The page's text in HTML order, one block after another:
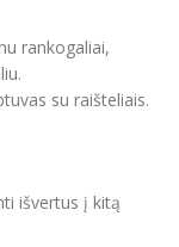
rankogaliai,
su raišteliais.
išvertus į kitą